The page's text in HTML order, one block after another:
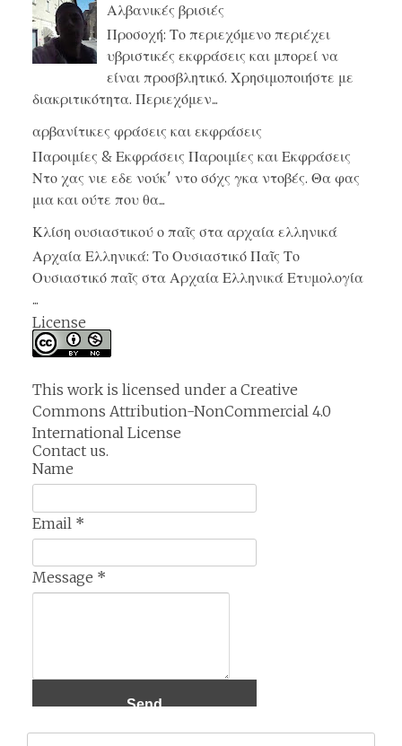
Αλβανικές βρισιές
Προσοχή: Το περιεχόμενο περιέχει
υβριστικές εκφράσεις και μπορεί να
είναι προσβλητικό. Χρησιμοποιήστε με
διακριτικότητα. Περιεχόμεν...
αρβανίτικες φράσεις και εκφράσεις
Παροιμίες & Εκφράσεις Παροιμίες και Εκφράσεις
Ντο χας νιε εδε νούκ' ντο σόχς γκα ντοβές. Θα φας
μια και ούτε που θα...
Κλίση ουσιαστικού ο παῖς στα αρχαία ελληνικά
Αρχαία Ελληνικά: Το Ουσιαστικό Παῖς Το
Ουσιαστικό παῖς στα Αρχαία Ελληνικά Ετυμολογία
...
License
This work is licensed under a Creative
Commons Attribution-NonCommercial 4.0
International License
Contact us.
Name
Email *
Message *